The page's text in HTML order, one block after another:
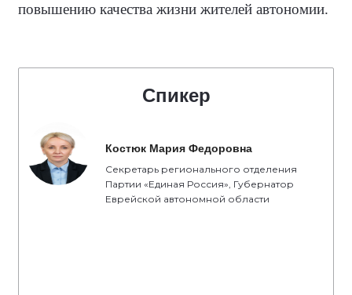
повышению качества жизни жителей автономии.
Спикер
Костюк Мария Федоровна
Секретарь регионального отделения
Партии «Единая Россия», Губернатор
Еврейской автономной области